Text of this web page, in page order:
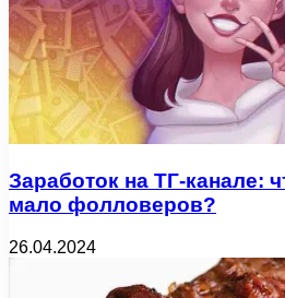
Заработок на ТГ-канале:
мало фолловеров?
26.04.2024